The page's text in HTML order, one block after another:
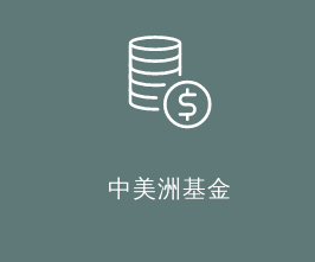
中美洲基金